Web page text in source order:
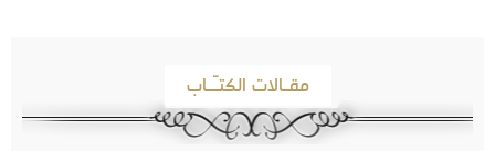
مقـالات الكتـّـاب